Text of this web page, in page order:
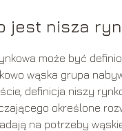
jest nisza
może być
wąska grupa
definicja niszy
określone
na potrzeby